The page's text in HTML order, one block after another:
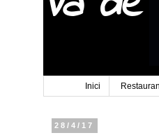
Inici
28/4/17